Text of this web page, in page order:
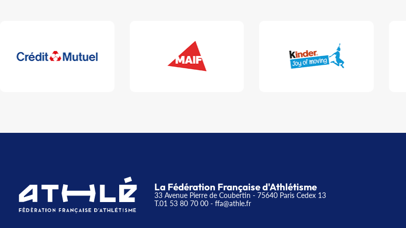
La Fédération Française d'Athlétisme
33 Avenue Pierre de Coubertin - 75640 Paris Cedex 13
T.01 53 80 70 00 - ffa@athle.fr